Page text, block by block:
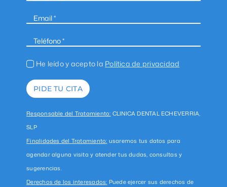
He leído y acepto la Política de privacidad
PIDE TU CITA
Responsable del Tratamiento: CLINICA DENTAL ECHEVERRIA,
SLP
Finalidades del Tratamiento: usaremos tus datos para
agendar alguna visita y atender tus dudas, consultas y
sugerencias.
Derechos de los interesados: Puede ejercer sus derechos de